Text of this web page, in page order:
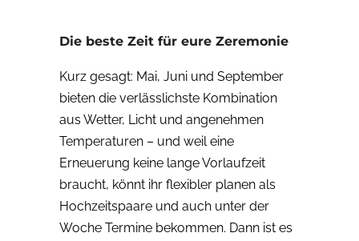
Die beste Zeit für eure Zeremonie
Kurz gesagt: Mai, Juni und September
bieten die verlässlichste Kombination
aus Wetter, Licht und angenehmen
Temperaturen – und weil eine
Erneuerung keine lange Vorlaufzeit
braucht, könnt ihr flexibler planen als
Hochzeitspaare und auch unter der
Woche Termine bekommen. Dann ist es